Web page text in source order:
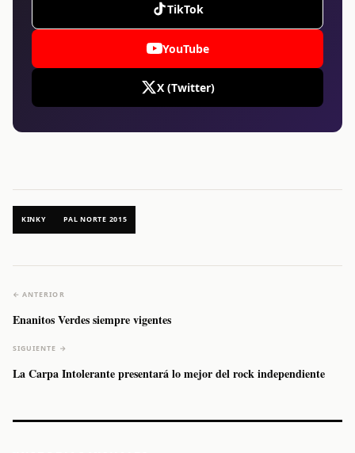
TikTok
YouTube
X (Twitter)
KINKY PAL NORTE 2015
← ANTERIOR
Enanitos Verdes siempre vigentes
SIGUIENTE →
La Carpa Intolerante presentará lo mejor del rock independiente